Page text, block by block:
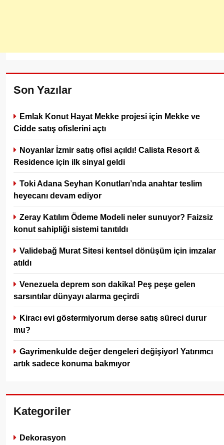
Son Yazılar
Emlak Konut Hayat Mekke projesi için Mekke ve
Cidde satış ofislerini açtı
Noyanlar İzmir satış ofisi açıldı! Calista Resort &
Residence için ilk sinyal geldi
Toki Adana Seyhan Konutları’nda anahtar teslim
heyecanı devam ediyor
Zeray Katılım Ödeme Modeli neler sunuyor? Faizsiz
konut sahipliği sistemi tanıtıldı
Validebağ Murat Sitesi kentsel dönüşüm için imzalar
atıldı
Venezuela deprem son dakika! Peş peşe gelen
sarsıntılar dünyayı alarma geçirdi
Kiracı evi göstermiyorum derse satış süreci durur
mu?
Gayrimenkulde değer dengeleri değişiyor! Yatırımcı
artık sadece konuma bakmıyor
Kategoriler
Dekorasyon